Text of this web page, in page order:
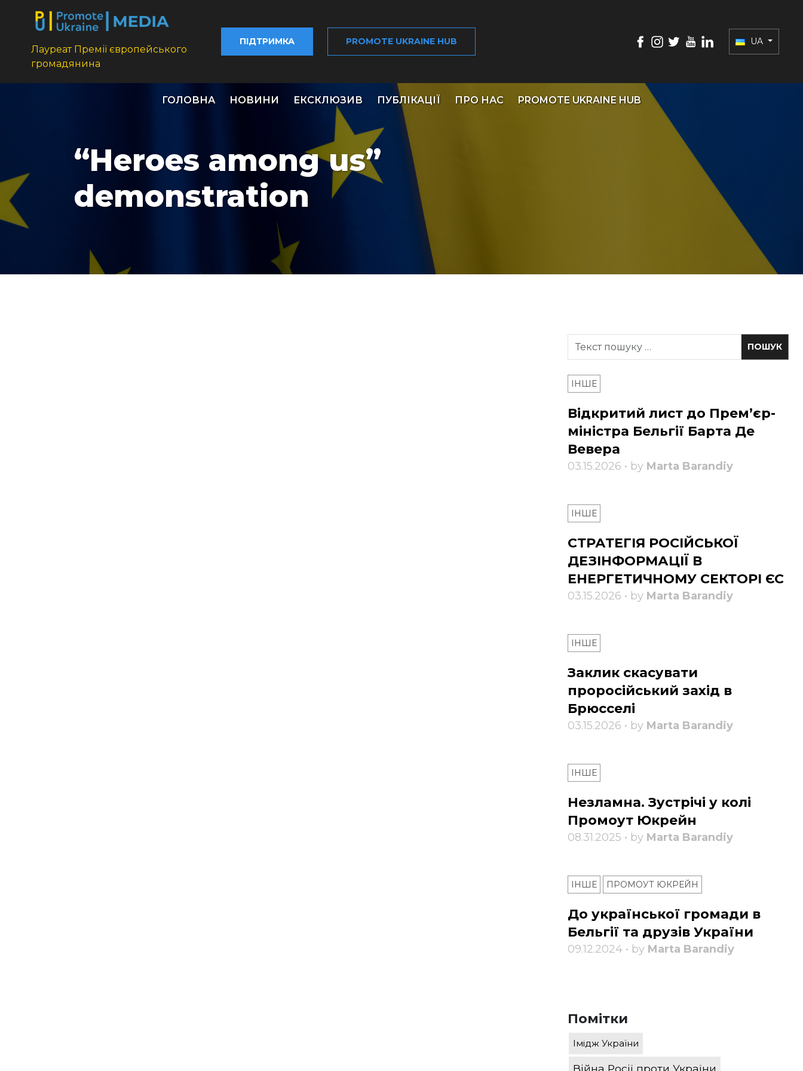
Лауреат Премії європейського
громадянина
ПІДТРИМКА PROMOTE UKRAINE HUB UA
ГОЛОВНА НОВИНИ ЕКСКЛЮЗИВ ПУБЛІКАЦІЇ ПРО НАС PROMOTE UKRAINE HUB
“Heroes among us”
demonstration
ІНШЕ
Відкритий лист до Прем’єр-
міністра Бельгії Барта Де
Вевера
03.15.2026 • by Marta Barandiy
ІНШЕ
СТРАТЕГІЯ РОСІЙСЬКОЇ
ДЕЗІНФОРМАЦІЇ В
ЕНЕРГЕТИЧНОМУ СЕКТОРІ ЄС
03.15.2026 • by Marta Barandiy
ІНШЕ
Заклик скасувати
проросійський захід в
Брюсселі
03.15.2026 • by Marta Barandiy
ІНШЕ
Незламна. Зустрічі у колі
Промоут Юкрейн
08.31.2025 • by Marta Barandiy
ІНШЕ ПРОМОУТ ЮКРЕЙН
До української громади в
Бельгії та друзів України
09.12.2024 • by Marta Barandiy
Помітки
Імідж України
Війна Росії проти України